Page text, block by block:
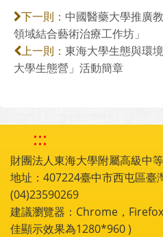
下一則： 中國醫藥大學推廣
領域結合藝術治療工作坊」
上一則： 東海大學生態與環
大學生態營」活動簡章
:::
財團法人東海大學附屬高級中
地址：407224臺中市西屯區臺
(04)23590269
建議瀏覽器：Chrome，
佳顯示效果為1280*960 )